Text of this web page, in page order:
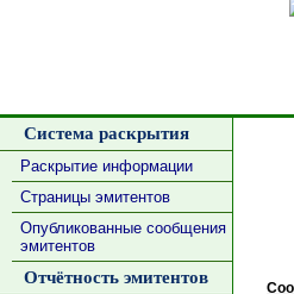
Система раскрытия
Раскрытие информации
Страницы эмитентов
Опубликованные сообщения
эмитентов
Отчётность эмитентов